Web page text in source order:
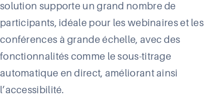
solution supporte un grand nombre de
participants, idéale pour les webinaires et les
conférences à grande échelle, avec des
fonctionnalités comme le sous-titrage
automatique en direct, améliorant ainsi
l’accessibilité.